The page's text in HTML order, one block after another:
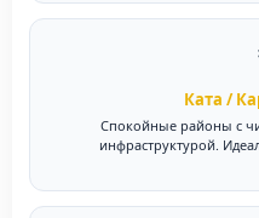
Ката /
Спокойные районы с
инфраструктурой.